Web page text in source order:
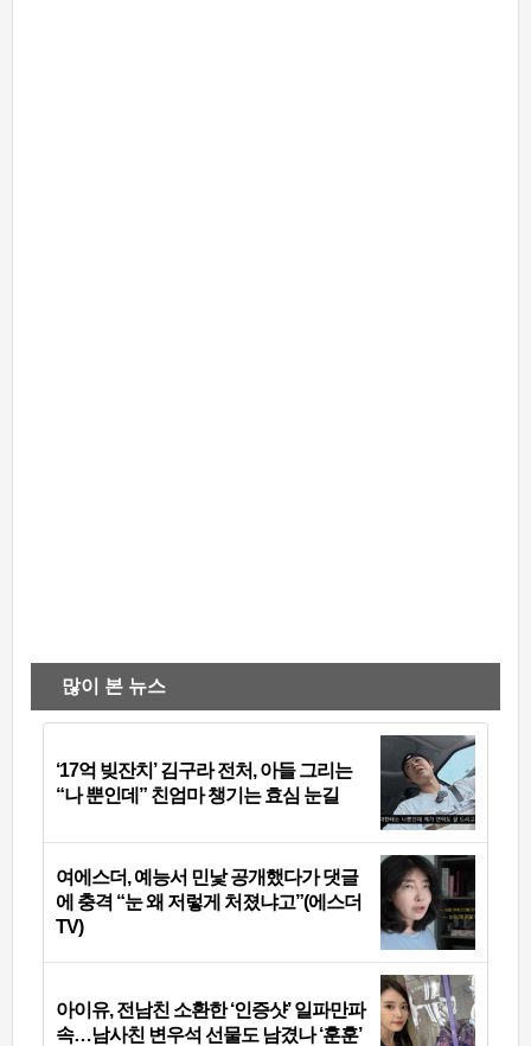
많이 본 뉴스
‘17억 빚잔치’ 김구라 전처, 아들 그리는
“나 뿐인데” 친엄마 챙기는 효심 눈길
여에스더, 예능서 민낯 공개했다가 댓글
에 충격 “눈 왜 저렇게 처졌냐고”(에스더
TV)
아이유, 전남친 소환한 ‘인증샷’ 일파만파
속…남사친 변우석 선물도 남겼나 ‘훈훈’